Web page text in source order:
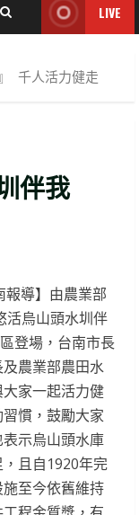
LIVE
千人活力健走
伴我
導】由農業部
活烏山頭水圳伴
登場，台南市長
農業部農田水
家一起活力健
慣，鼓勵大家
示烏山頭水庫
且自1920年完
至今依舊維持